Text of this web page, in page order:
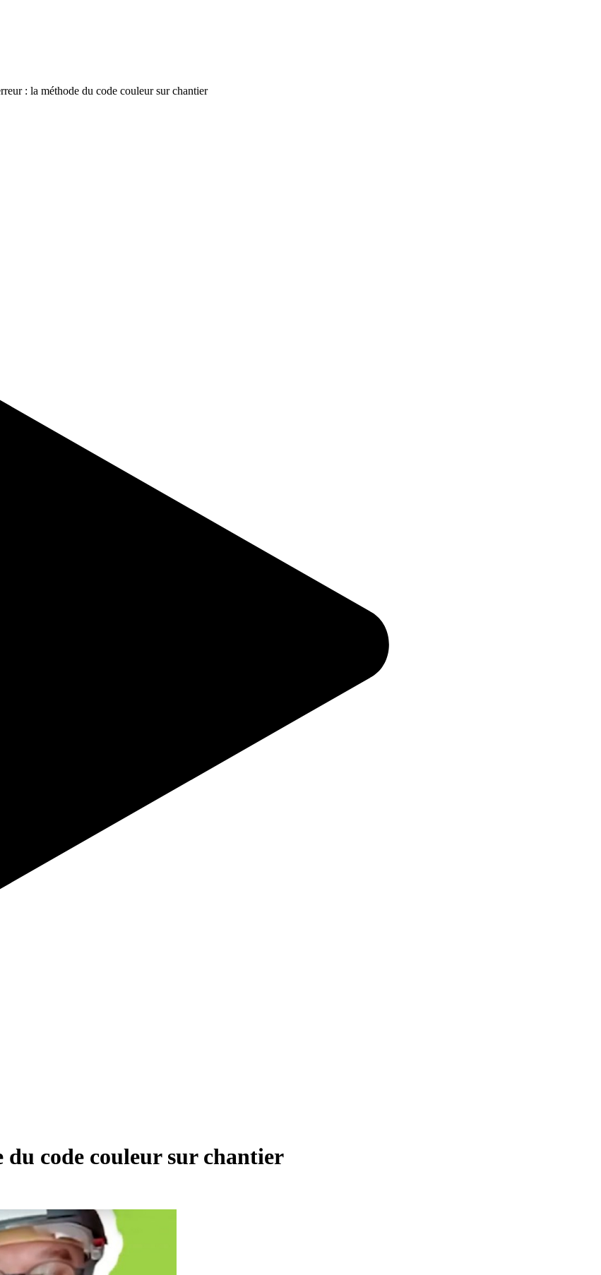
: la méthode du code couleur sur chantier
code couleur sur chantier